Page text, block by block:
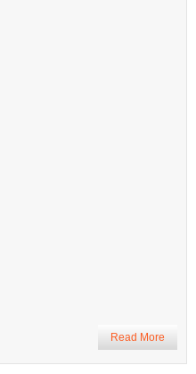
Read More